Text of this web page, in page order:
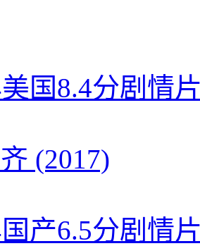
国8.4分剧情
(2017)
产6.5分剧情